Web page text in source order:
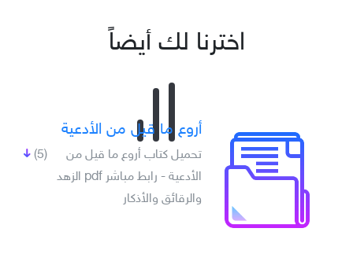
اخترنا لك أيضاً
أروع ما قيل من الأدعية
(5)
تحميل كتاب أروع ما قيل من
الأدعية - رابط مباشر pdf الزهد
والرقائق والأذكار